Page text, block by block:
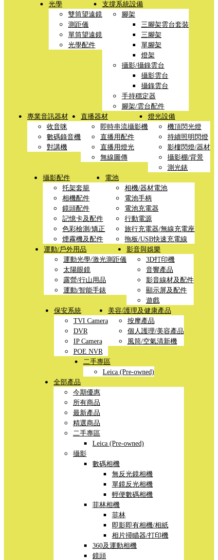
光學
雙筒望遠鏡
測距儀
單筒望遠鏡
光學配件
支撐系統設備
腳架
三腳架雲台套裝
三腳架
單腳架
燈架
攝影/攝錄雲台
攝影雲台
攝錄雲台
手持穩定器
腳架/雲台配件
專業音訊器材
收音咪
數碼錄音機
對講機
直播器材
即時串流攝影機
直播用配件
直播用燈光
無線圖傳
燈光設備
機頂閃光燈
持續照明閃燈
影樓閃燈/器材
攝影棚/背景
測光錶
攝影配件
托架套籠
相機配件
鏡頭配件
記憶卡及配件
色彩檢測/矯正
煙霧機及配件
電池
相機/器材電池
電池手柄
電池充電器
行動電源
旅行充電器/無線充電座
拖板/USB快速充電線
運動/戶外用品
運動光學/激光測距儀
太陽眼鏡
露營/行山用品
運動/智能手錶
影音與娛樂
3D打印機
音響產品
影音線材及配件
顯示屏及配件
遊戲
保安系統
TVI Camera
DVR
IP Camera
POE NVR
美容/護理及健康產品
按摩產品
個人護理/美容產品
風筒/空氣清新機
二手專區
Leica (Pre-owned)
全部產品
今期優惠
所有商品
最新產品
精選商品
二手專區
Leica (Pre-owned)
攝影
數碼相機
無反光鏡相機
單鏡反光相機
輕便數碼相機
菲林相機
菲林
即影即有相機/相紙
相片掃瞄器/打印機
360及運動相機
鏡頭